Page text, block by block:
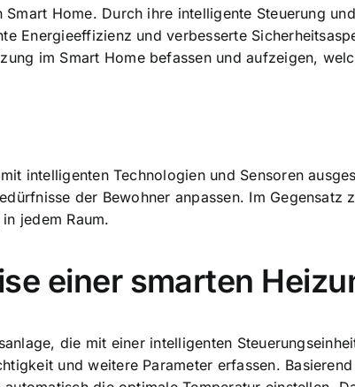
Home. Durch ihre intelligente Steuerung
Energieeffizienz und verbesserte
im Smart Home befassen und aufzeigen,
intelligenten Technologien und Sensoren
der Bewohner anpassen. Im Gegensatz
jedem Raum.
einer smarten
die mit einer intelligenten
und weitere Parameter erfassen.